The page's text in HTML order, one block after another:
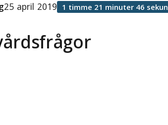
25 april 2019 1 timme 21 minuter 46